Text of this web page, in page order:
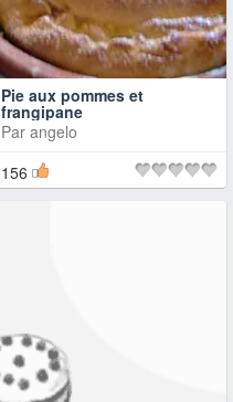
Pie aux pommes et
frangipane
Par angelo
156